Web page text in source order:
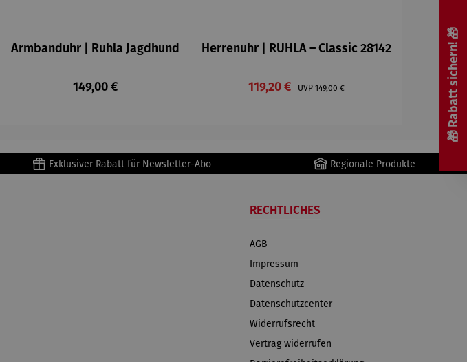
Armbanduhr | Ruhla Jagdhund
Regulärer Preis:
149,00 €
Herrenuhr | RUHLA – Classic 28142
Verkaufspreis:
119,20 € UVP Regulärer Preis:
149,00 €
Exklusiver Rabatt für Newsletter-Abo Regionale Produkte
RECHTLICHES
AGB
Impressum
Datenschutz
Datenschutzcenter
Widerrufsrecht
Vertrag widerrufen
🎁 Rabatt sichern! 🎁